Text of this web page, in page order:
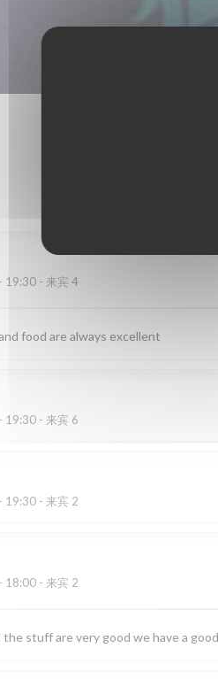
- 19:30 - 来宾 4
food are always excellent
- 19:30 - 来宾 6
- 19:30 - 来宾 2
- 18:00 - 来宾 2
the stuff are very good we have a